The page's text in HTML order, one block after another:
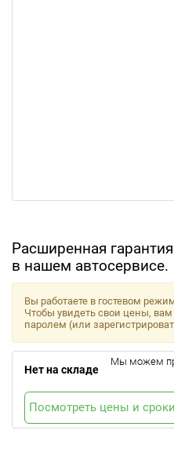
Расширенная
в нашем автосервисе.
Вы работаете в гостевом
Чтобы увидеть свои цены,
паролем (или
Нет на складе
Мы можем
Посмотреть цены и сроки